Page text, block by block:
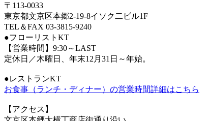
〒113-0033
東京都文京区本郷2-19-8イソク二ビル1F
TEL＆FAX 03-3815-9240
●フローリストKT
【営業時間】9:30～LAST
定休日／木曜日、年末12月31日～年始。
●レストランKT
お食事（ランチ・ディナー）の営業時間詳細はこちら
【アクセス】